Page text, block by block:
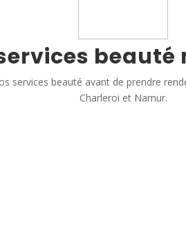
beauté
services beauté avant de prendre
Charleroi et Namur.